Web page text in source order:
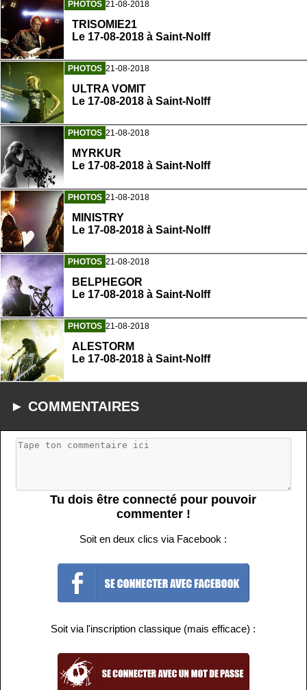
PHOTOS 21-08-2018
TRISOMIE21
Le 17-08-2018 à Saint-Nolff
PHOTOS 21-08-2018
ULTRA VOMIT
Le 17-08-2018 à Saint-Nolff
PHOTOS 21-08-2018
MYRKUR
Le 17-08-2018 à Saint-Nolff
PHOTOS 21-08-2018
MINISTRY
Le 17-08-2018 à Saint-Nolff
PHOTOS 21-08-2018
BELPHEGOR
Le 17-08-2018 à Saint-Nolff
PHOTOS 21-08-2018
ALESTORM
Le 17-08-2018 à Saint-Nolff
► COMMENTAIRES
Tu dois être connecté pour pouvoir
commenter !
Soit en deux clics via Facebook :
Soit via l'inscription classique (mais efficace) :